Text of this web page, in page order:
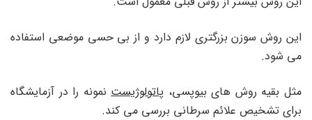
این روش سوزن بزرگتری لازم دارد و از بی حسی موضعی استفاده
می شود.
مثل بقیه روش های بیوپسی، پاتولوژیستنمونه را در آزمایشگاه
برای تشخیص علائم سرطانی بررسی می کند.